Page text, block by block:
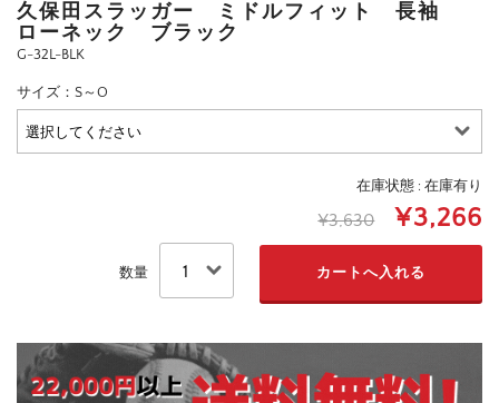
久保田スラッガー ミドルフィット 長袖
ローネック ブラック
G-32L-BLK
サイズ：S～O
在庫状態 : 在庫有り
¥3,630 ¥3,266
数量